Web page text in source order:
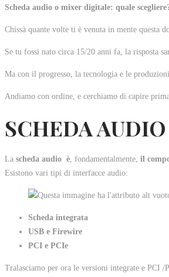
Scheda audio o mixer digitale: quale
Chissà quante volte ti è venuta in mente questa
Se tu fossi nato circa 15/20 anni fa, la risposta
Ma con il progresso, la tecnologia e le
Andiamo con ordine, e cerchiamo di capire
SCHEDA AUDIO
La scheda audio è, fondamentalmente, il
Esistono vari tipi di interfacce audio:
Scheda integrata
USB e Firewire
PCI e PCIe
Tralasciamo per ora le versioni integrate e PCI /